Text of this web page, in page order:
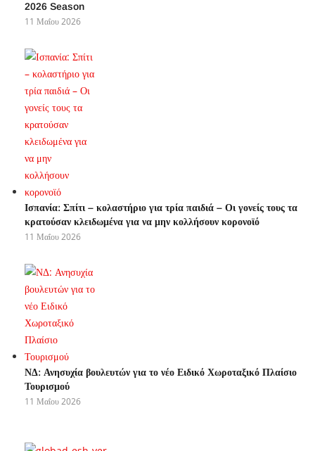
2026 Season
11 Μαΐου 2026
Ισπανία: Σπίτι – κολαστήριο για τρία παιδιά – Οι γονείς τους τα
κρατούσαν κλειδωμένα για να μην κολλήσουν κορονοϊό
11 Μαΐου 2026
ΝΔ: Ανησυχία βουλευτών για το νέο Ειδικό Χωροταξικό Πλαίσιο
Τουρισμού
11 Μαΐου 2026